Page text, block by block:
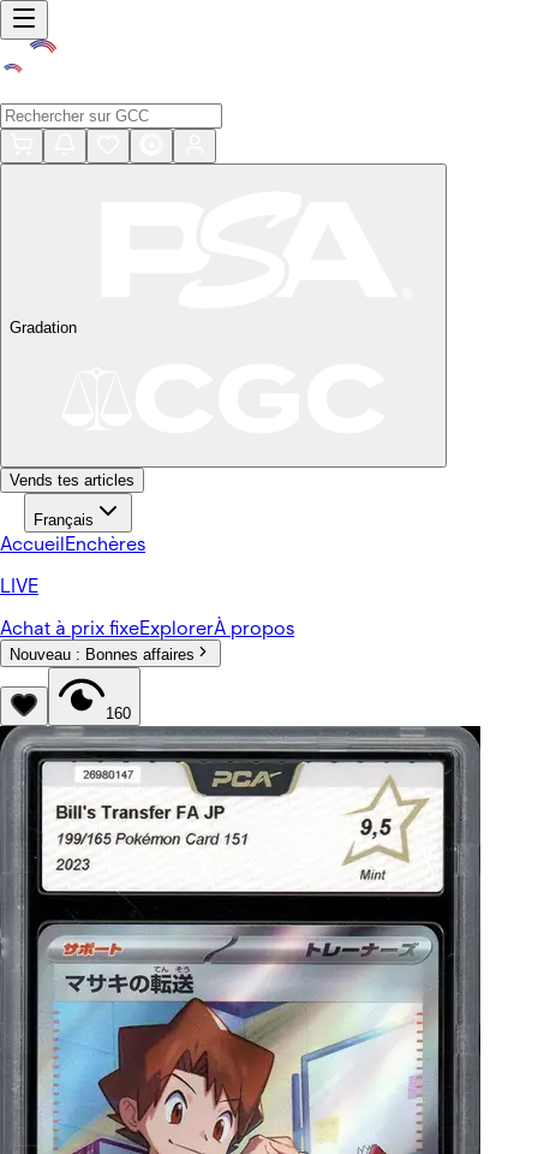
Gradation
Vends tes articles
Français
AccueilEnchères
LIVE
Achat à prix fixeExplorerÀ propos
Nouveau : Bonnes affaires
160